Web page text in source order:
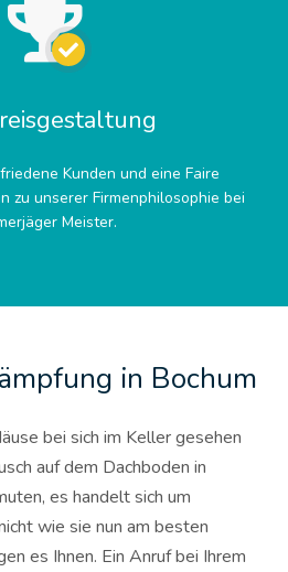
Kunden und eine Faire
zu unserer Firmenphilosophie bei
Meister.
in Bochum
bei sich im Keller gesehen
auf dem Dachboden in
es handelt sich um
wie sie nun am besten
es Ihnen. Ein Anruf bei Ihrem